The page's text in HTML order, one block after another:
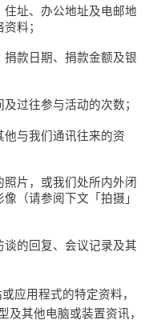
址、办公地址及电邮地
料；
款日期、捐款金额及银
过往参与活动的次数；
与我们通讯往来的资
片，或我们处所内外闭
（请参阅下文「拍摄」
的回复、会议记录及其
应用程式的特定资料，
及其他电脑或装置资讯，